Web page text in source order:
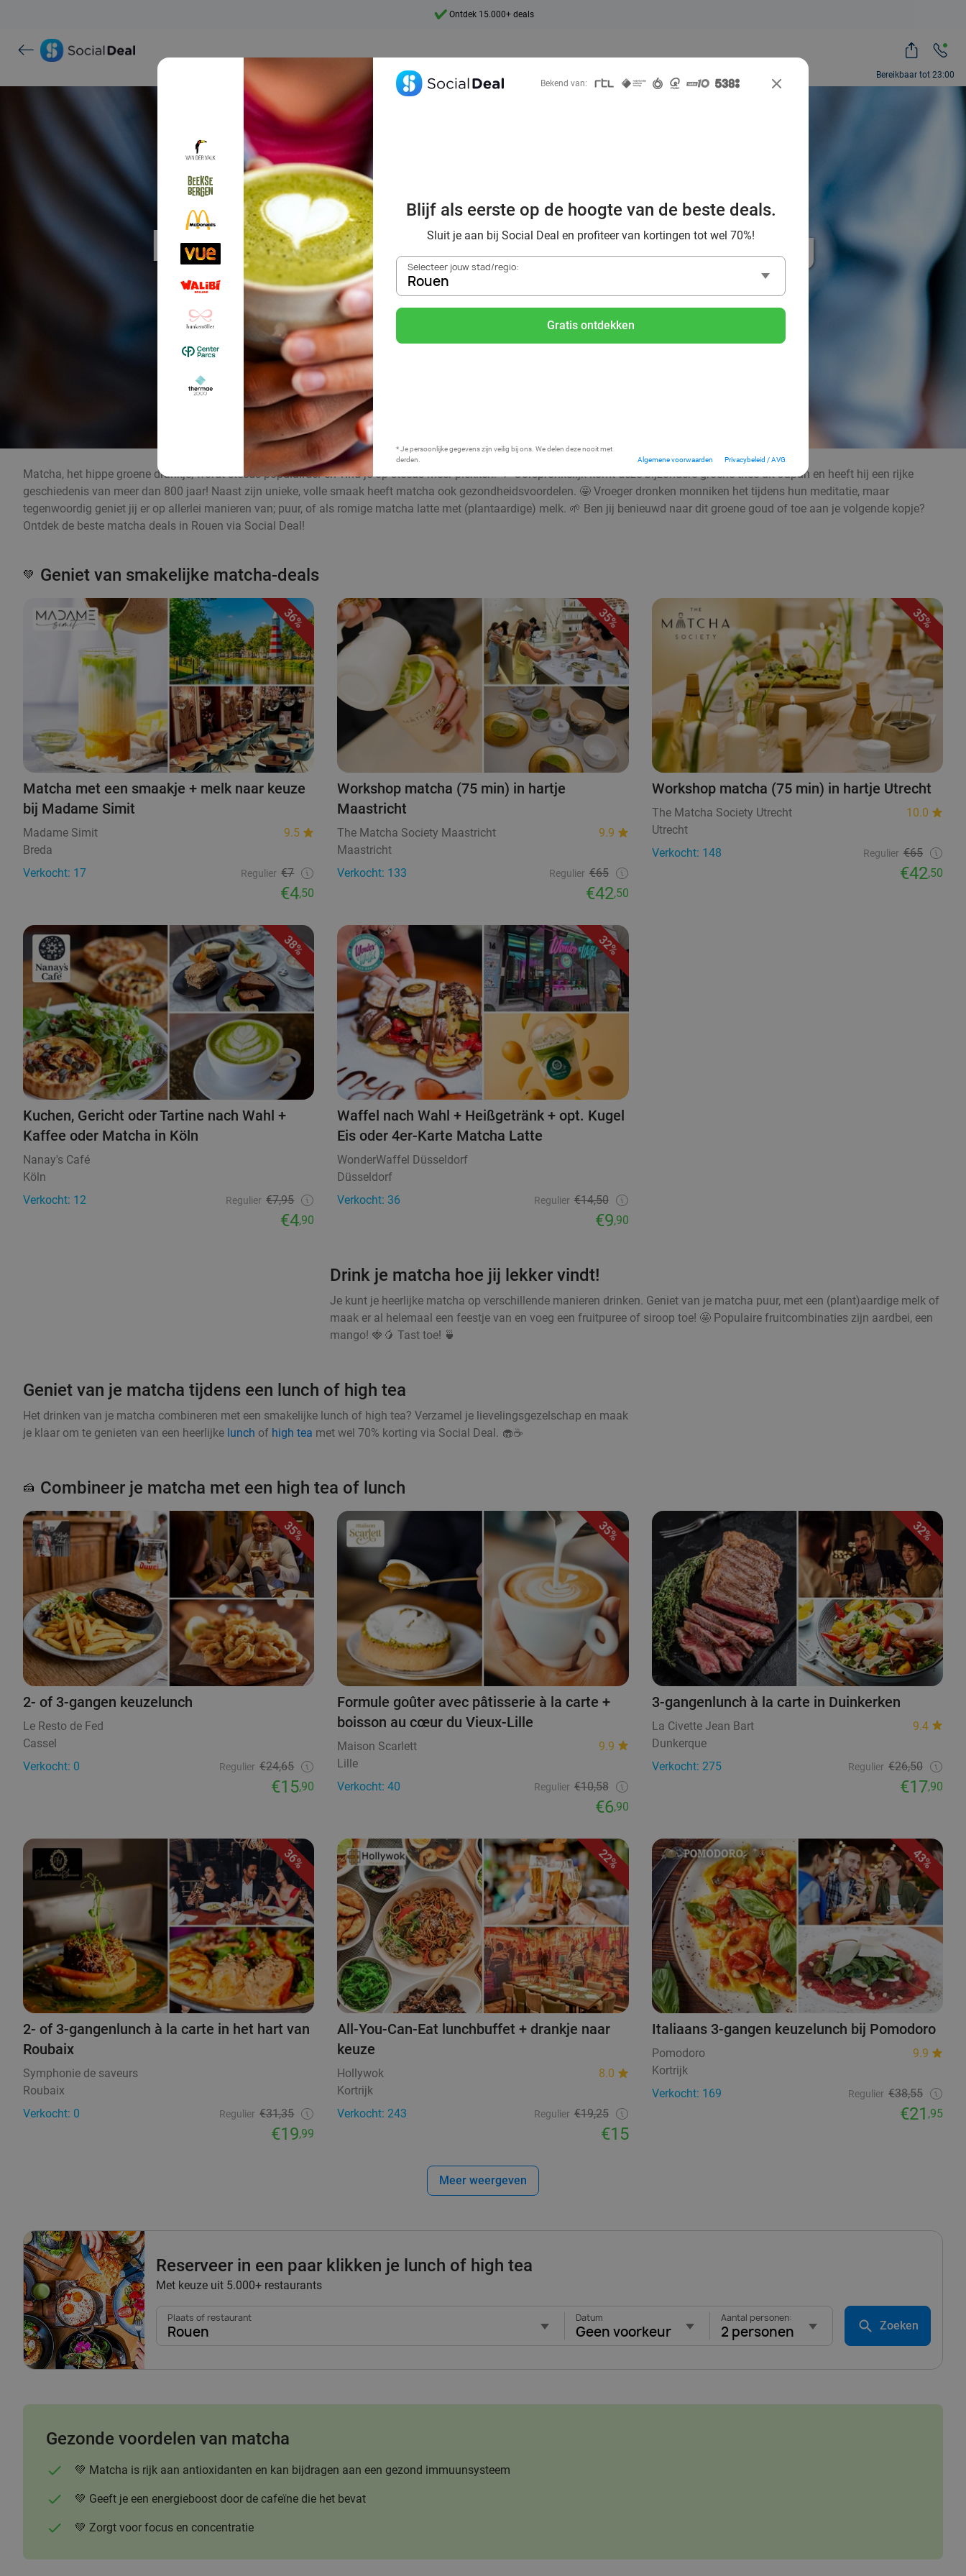
Bereikbaar tot 23:00
Ontdek 15.000+ deals
Proef matcha met wel 70% korting
Rouen
Bekend van:
Blijf als eerste op de hoogte van de beste deals.
Sluit je aan bij Social Deal en profiteer van kortingen tot wel 70%!
Selecteer jouw stad/regio:
Rouen
Gratis ontdekken
* Je persoonlijke gegevens zijn veilig bij ons. We delen deze nooit met
derden.
Algemene voorwaarden Privacybeleid / AVG
Matcha, het hippe groene drankje, wordt steeds populairder en vind je op steeds meer plekken. 💚 Oorspronkelijk komt deze bijzondere groene thee uit Japan en heeft hij een rijke
geschiedenis van meer dan 800 jaar! Naast zijn unieke, volle smaak heeft matcha ook gezondheidsvoordelen. 🤩 Vroeger dronken monniken het tijdens hun meditatie, maar
tegenwoordig geniet jij er op allerlei manieren van; puur, of als romige matcha latte met (plantaardige) melk. 🌱 Ben jij benieuwd naar dit groene goud of toe aan je volgende kopje?
Ontdek de beste matcha deals in Rouen via Social Deal!
💚 Geniet van smakelijke matcha-deals
36%
Matcha met een smaakje + melk naar keuze
bij Madame Simit
Madame Simit
9.5
Breda
Verkocht: 17
Regulier €7
€4,50
35%
Workshop matcha (75 min) in hartje
Maastricht
The Matcha Society Maastricht
9.9
Maastricht
Verkocht: 133
Regulier €65
€42,50
35%
Workshop matcha (75 min) in hartje Utrecht
The Matcha Society Utrecht
10.0
Utrecht
Verkocht: 148
Regulier €65
€42,50
38%
Kuchen, Gericht oder Tartine nach Wahl +
Kaffee oder Matcha in Köln
Nanay's Café
Köln
Verkocht: 12
Regulier €7,95
€4,90
32%
Waffel nach Wahl + Heißgetränk + opt. Kugel
Eis oder 4er-Karte Matcha Latte
WonderWaffel Düsseldorf
Düsseldorf
Verkocht: 36
Regulier €14,50
€9,90
Drink je matcha hoe jij lekker vindt!
Je kunt je heerlijke matcha op verschillende manieren drinken. Geniet van je matcha puur, met een (plant)aardige melk of
maak er al helemaal een feestje van en voeg een fruitpuree of siroop toe! 🤩 Populaire fruitcombinaties zijn aardbei, een
mango! 🍓🥭 Tast toe! 🍵
Geniet van je matcha tijdens een lunch of high tea
Het drinken van je matcha combineren met een smakelijke lunch of high tea? Verzamel je lievelingsgezelschap en maak
je klaar om te genieten van een heerlijke lunch of high tea met wel 70% korting via Social Deal. 🧁☕
🍰 Combineer je matcha met een high tea of lunch
35%
2- of 3-gangen keuzelunch
Le Resto de Fed
Cassel
Verkocht: 0
Regulier €24,65
€15,90
35%
Formule goûter avec pâtisserie à la carte +
boisson au cœur du Vieux-Lille
Maison Scarlett
9.9
Lille
Verkocht: 40
Regulier €10,58
€6,90
32%
3-gangenlunch à la carte in Duinkerken
La Civette Jean Bart
9.4
Dunkerque
Verkocht: 275
Regulier €26,50
€17,90
36%
2- of 3-gangenlunch à la carte in het hart van
Roubaix
Symphonie de saveurs
Roubaix
Verkocht: 0
Regulier €31,35
€19,99
22%
All-You-Can-Eat lunchbuffet + drankje naar
keuze
Hollywok
8.0
Kortrijk
Verkocht: 243
Regulier €19,25
€15
43%
Italiaans 3-gangen keuzelunch bij Pomodoro
Pomodoro
9.9
Kortrijk
Verkocht: 169
Regulier €38,55
€21 ,95
Meer weergeven
Reserveer in een paar klikken je lunch of high tea
Met keuze uit 5.000+ restaurants
Plaats of restaurant
Rouen
Datum
Geen voorkeur
Aantal personen:
2 personen Zoeken
Gezonde voordelen van matcha
💚 Matcha is rijk aan antioxidanten en kan bijdragen aan een gezond immuunsysteem
💚 Geeft je een energieboost door de cafeïne die het bevat
💚 Zorgt voor focus en concentratie